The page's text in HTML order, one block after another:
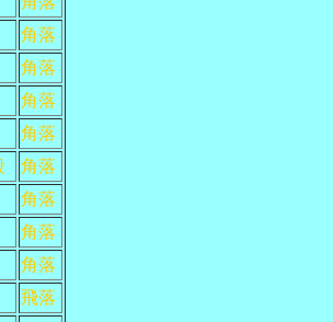
角落
角落
角落
角落
角落
角落
角落
角落
飛落